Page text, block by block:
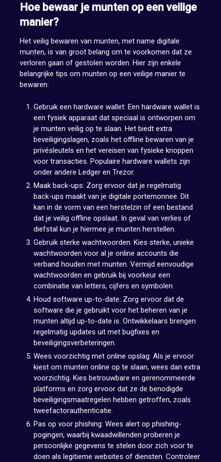
Hoe bewaar je munten op een veilige
manier?
Het veilig bewaren van munten, met name digitale
munten, is van groot belang om te voorkomen dat ze
verloren gaan of gestolen worden. Hier zijn enkele
belangrijke tips om munten op een veilige manier te
bewaren:
Gebruik een hardware wallet: Een hardware wallet is
een fysiek apparaat dat speciaal is ontworpen om
je munten veilig op te slaan. Het biedt extra
beveiligingslagen, zoals het offline bewaren van je
privésleutels en het vereisen van fysieke knoppen
voor transacties. Populaire hardware wallets zijn
onder andere Ledger en Trezor.
Maak back-ups: Zorg ervoor dat je regelmatig
back-ups maakt van je digitale portemonnee. Dit
kan in de vorm van een herstelzin of een bestand
dat je veilig offline opslaat. In geval van verlies of
diefstal kun je hiermee je munten herstellen.
Gebruik sterke wachtwoorden: Kies sterke, unieke
wachtwoorden voor al je online accounts die
verband houden met munten. Vermijd eenvoudige
wachtwoorden en gebruik bij voorkeur een
combinatie van letters, cijfers en symbolen.
Houd software up-to-date: Zorg ervoor dat de
software die je gebruikt voor het beheren van je
munten altijd up-to-date is. Ontwikkelaars brengen
regelmatig updates uit met bugfixes en
beveiligingsverbeteringen.
Wees voorzichtig met online opslag: Als je ervoor
kiest om munten online op te slaan, wees dan extra
voorzichtig. Kies betrouwbare en gerenommeerde
platforms en zorg ervoor dat ze de benodigde
beveiligingsmaatregelen hebben getroffen, zoals
tweefactorauthenticatie.
Pas op voor phishing: Wees alert op phishing-
pogingen, waarbij kwaadwillenden proberen je
persoonlijke gegevens te stelen door zich voor te
doen als legitieme websites of diensten. Controleer